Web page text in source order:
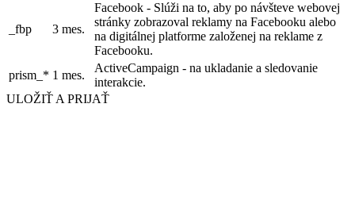
_fbp 3 mes.
Facebook - Slúži na to, aby po návšteve webovej
stránky zobrazoval reklamy na Facebooku alebo
na digitálnej platforme založenej na reklame z
Facebooku.
prism_* 1 mes.
ActiveCampaign - na ukladanie a sledovanie
interakcie.
ULOŽIŤ A PRIJAŤ